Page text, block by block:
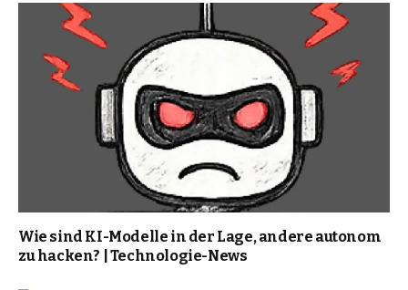
Wie sind KI-Modelle in der Lage, andere autonom
zu hacken? | Technologie-News